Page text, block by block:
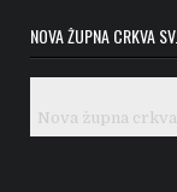
NOVA ŽUPNA CRKVA
Nova župna